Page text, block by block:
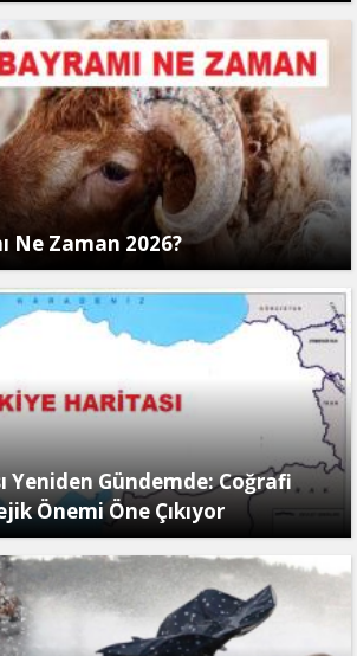
Ne Zaman 2026?
Yeniden Gündemde: Coğrafi
Önemi Öne Çıkıyor